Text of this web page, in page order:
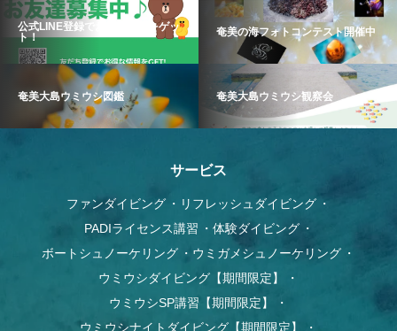
公式LINE登録でお得な情報をゲッ
ト！
奄美の海フォトコンテスト開催中
奄美大島ウミウシ図鑑 奄美大島ウミウシ観察会
サービス
ファンダイビング
リフレッシュダイビング
PADIライセンス講習
体験ダイビング
ボートシュノーケリング
ウミガメシュノーケリング
ウミウシダイビング【期間限定】
ウミウシSP講習【期間限定】
ウミウシナイトダイビング【期間限定】